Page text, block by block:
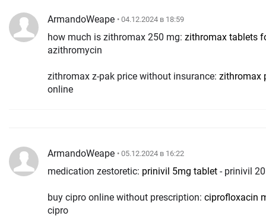
ArmandoWeape • 04.12.2024 в 18:59
how much is zithromax 250 mg: zithromax tablets
azithromycin
zithromax z-pak price without insurance: zithromax
online
ArmandoWeape • 05.12.2024 в 16:22
medication zestoretic: prinivil 5mg tablet - prinivil
buy cipro online without prescription: ciprofloxacin
cipro